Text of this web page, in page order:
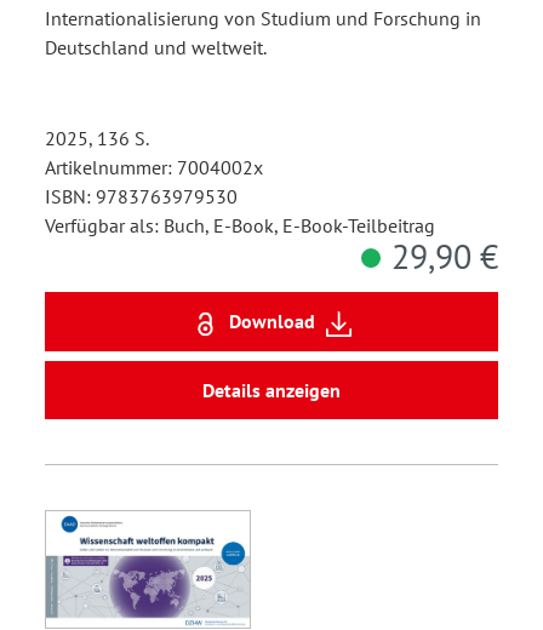
Internationalisierung von Studium und Forschung in
Deutschland und weltweit.
2025, 136 S.
Artikelnummer: 7004002x
ISBN: 9783763979530
Verfügbar als: Buch, E-Book, E-Book-Teilbeitrag
29,90 €
Download
Details anzeigen